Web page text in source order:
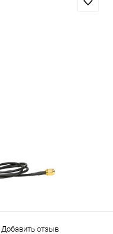
Добавить отзыв